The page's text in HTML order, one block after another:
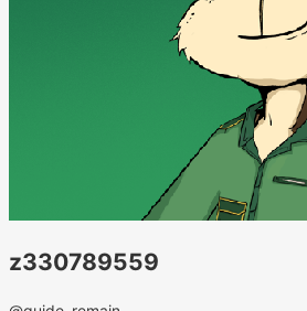
z330789559